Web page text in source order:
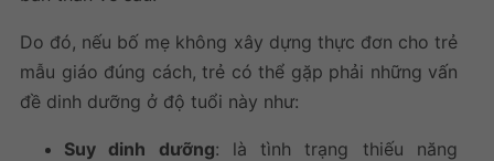
Do đó, nếu bố mẹ không xây dựng thực đơn cho trẻ
mẫu giáo đúng cách, trẻ có thể gặp phải những vấn
đề dinh dưỡng ở độ tuổi này như:
Suy dinh dưỡng: là tình trạng thiếu năng